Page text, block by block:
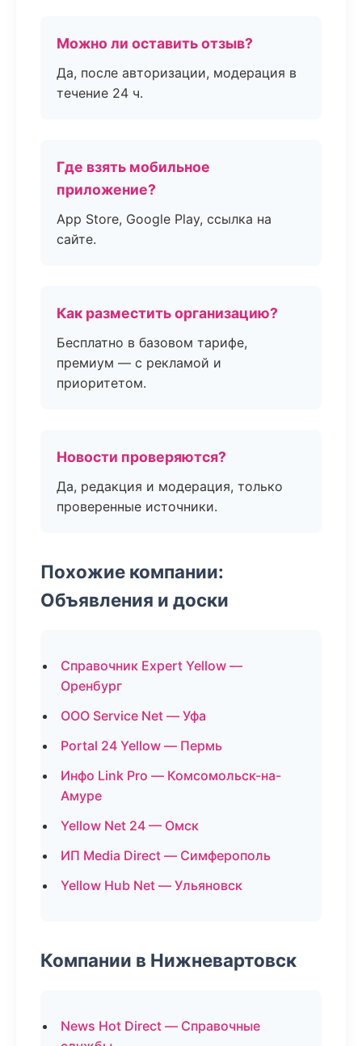
Можно ли оставить отзыв?
Да, после авторизации, модерация в
течение 24 ч.
Где взять мобильное
приложение?
App Store, Google Play, ссылка на
сайте.
Как разместить организацию?
Бесплатно в базовом тарифе,
премиум — с рекламой и
приоритетом.
Новости проверяются?
Да, редакция и модерация, только
проверенные источники.
Похожие компании:
Объявления и доски
Справочник Expert Yellow —
Оренбург
ООО Service Net — Уфа
Portal 24 Yellow — Пермь
Инфо Link Pro — Комсомольск-на-
Амуре
Yellow Net 24 — Омск
ИП Media Direct — Симферополь
Yellow Hub Net — Ульяновск
Компании в Нижневартовск
News Hot Direct — Справочные